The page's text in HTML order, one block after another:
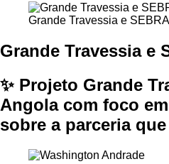
Grande Travessia e
Grande Travessia e
✨ Projeto Grande
Angola com foco
sobre a parceria